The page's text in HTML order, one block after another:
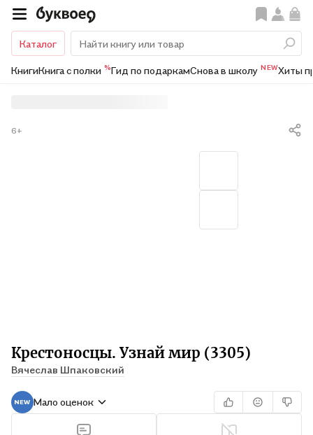
Каталог
КнигиКнига с полки %Гид по подаркамСнова в школу NEWХиты
Крестоносцы. Узнай мир (3305)
Вячеслав Шпаковский
6+
Мало оценок